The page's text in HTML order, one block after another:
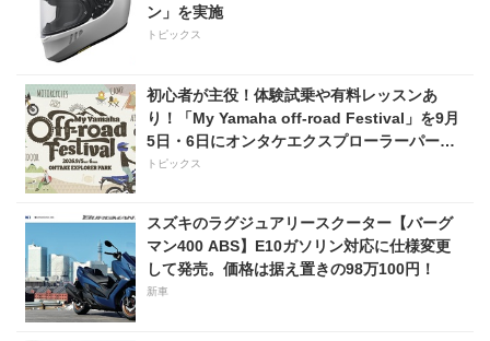
ン」を実施
トピックス
初心者が主役！体験試乗や有料レッスンあ
り！「My Yamaha off-road Festival」を9月
5日・6日にオンタケエクスプローラーパーク
で実施！
トピックス
スズキのラグジュアリースクーター【バーグ
マン400 ABS】E10ガソリン対応に仕様変更
して発売。価格は据え置きの98万100円！
新車